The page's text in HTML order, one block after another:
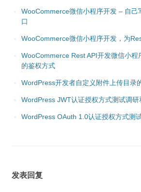
WooCommerce微信小程序开发 – 自己
口
WooCommerce微信小程序开发，为
WooCommerce Rest API开发微信小程
的鉴权方式
WordPress开发者自定义附件上传目录
WordPress JWT认证授权方式测试调研
WordPress OAuth 1.0认证授权方式测
发表回复